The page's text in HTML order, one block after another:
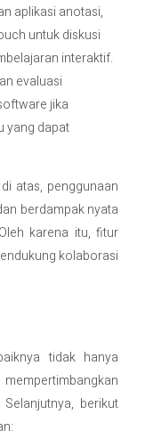
aplikasi anotasi,
untuk diskusi
interaktif.
evaluasi
jika
yang dapat
atas, penggunaan
berdampak nyata
karena itu, fitur
kolaborasi
tidak hanya
berikut